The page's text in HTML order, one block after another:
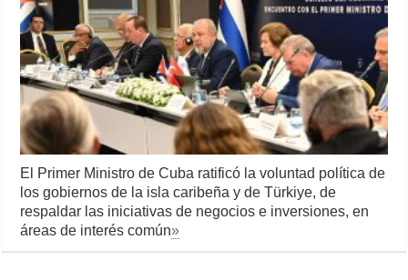
El Primer Ministro de Cuba ratificó la voluntad política de
los gobiernos de la isla caribeña y de Türkiye, de
respaldar las iniciativas de negocios e inversiones, en
áreas de interés común»